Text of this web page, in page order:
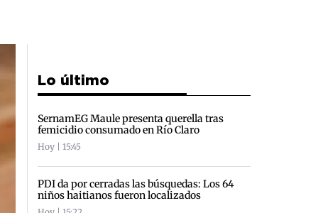
Lo último
SernamEG Maule presenta querella tras
femicidio consumado en Río Claro
Hoy | 15:45
PDI da por cerradas las búsquedas: Los 64
niños haitianos fueron localizados